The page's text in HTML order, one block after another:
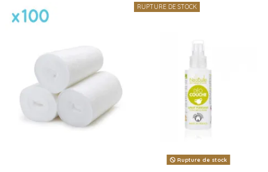
RUPTURE DE STOCK
Rupture de stock